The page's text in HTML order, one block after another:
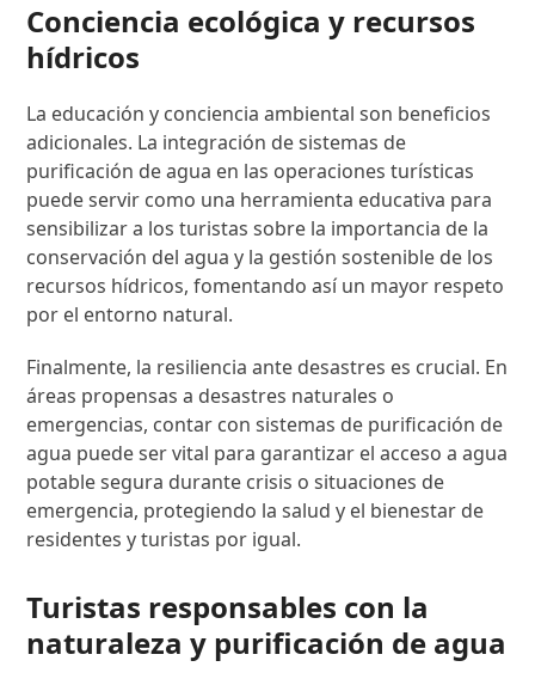
Conciencia ecológica y recursos
hídricos
La educación y conciencia ambiental son beneficios
adicionales. La integración de sistemas de
purificación de agua en las operaciones turísticas
puede servir como una herramienta educativa para
sensibilizar a los turistas sobre la importancia de la
conservación del agua y la gestión sostenible de los
recursos hídricos, fomentando así un mayor respeto
por el entorno natural.
Finalmente, la resiliencia ante desastres es crucial. En
áreas propensas a desastres naturales o
emergencias, contar con sistemas de purificación de
agua puede ser vital para garantizar el acceso a agua
potable segura durante crisis o situaciones de
emergencia, protegiendo la salud y el bienestar de
residentes y turistas por igual.
Turistas responsables con la
naturaleza y purificación de agua